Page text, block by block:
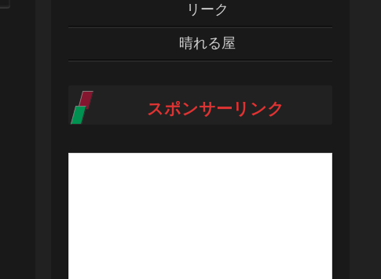
リーク
晴れる屋
スポンサーリンク